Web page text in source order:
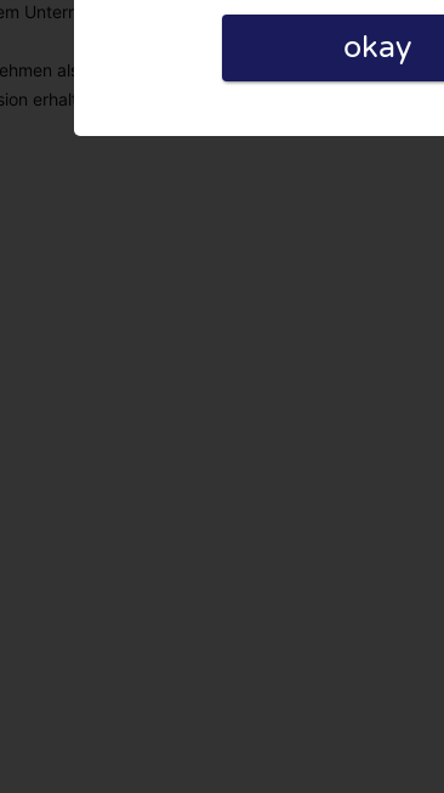
Unternehmen gemacht habe.
als auch für Nutzer völlig kostenlos. Aus diesem
erhalten können.
okay